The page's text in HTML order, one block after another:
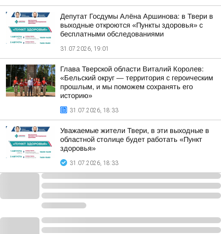
Депутат Госдумы Алёна Аршинова: в Твери в
выходные откроются «Пункты здоровья» с
бесплатными обследованиями
31.07.2026, 19:01
Глава Тверской области Виталий Королев:
«Бельский округ — территория с героическим
прошлым, и мы поможем сохранять его
историю»
31.07.2026, 18:33
Уважаемые жители Твери, в эти выходные в
областной столице будет работать «Пункт
здоровья»
31.07.2026, 18:33